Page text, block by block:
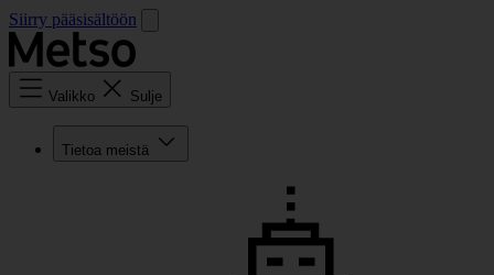
Siirry pääsisältöön
Valikko Sulje
Tietoa meistä